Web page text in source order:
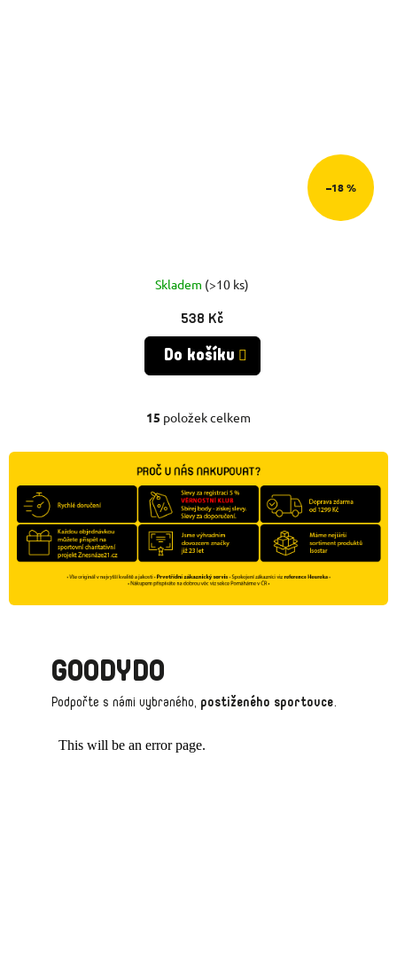
–18 %
Skladem (>10 ks)
538 Kč
Do košíku
O
V
L
Á
D
A
C
R
K
15 položek celkem
GOODYDO
Podpořte s námi vybraného, postiženého sportovce.